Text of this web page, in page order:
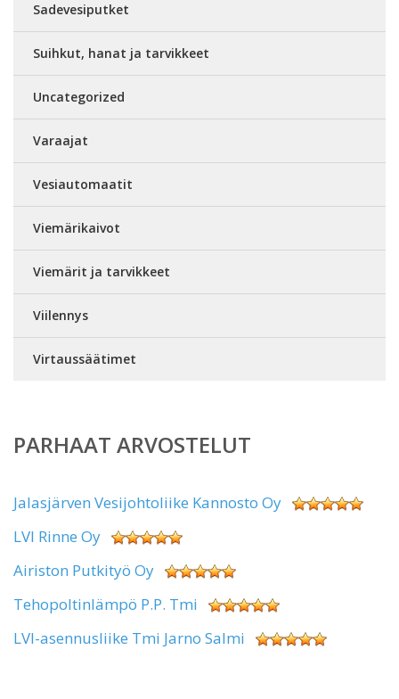
Sadevesiputket
Suihkut, hanat ja tarvikkeet
Uncategorized
Varaajat
Vesiautomaatit
Viemärikaivot
Viemärit ja tarvikkeet
Viilennys
Virtaussäätimet
PARHAAT ARVOSTELUT
Jalasjärven Vesijohtoliike Kannosto Oy
LVI Rinne Oy
Airiston Putkityö Oy
Tehopoltinlämpö P.P. Tmi
LVI-asennusliike Tmi Jarno Salmi